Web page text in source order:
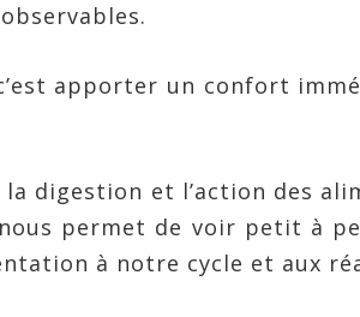
apporter un confort
la digestion et l’action des
permet de voir petit à
à notre cycle et aux